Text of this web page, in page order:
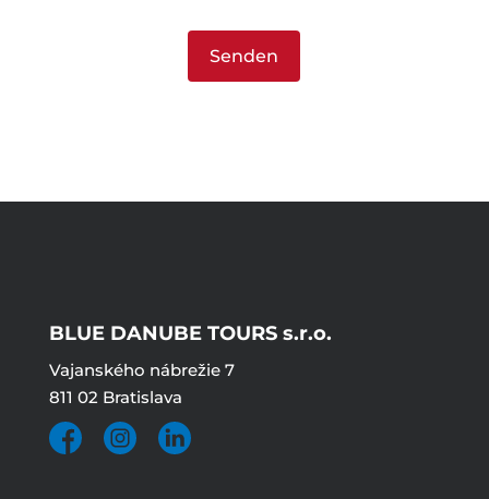
BLUE DANUBE TOURS s.r.o.
Vajanského nábrežie 7
811 02 Bratislava